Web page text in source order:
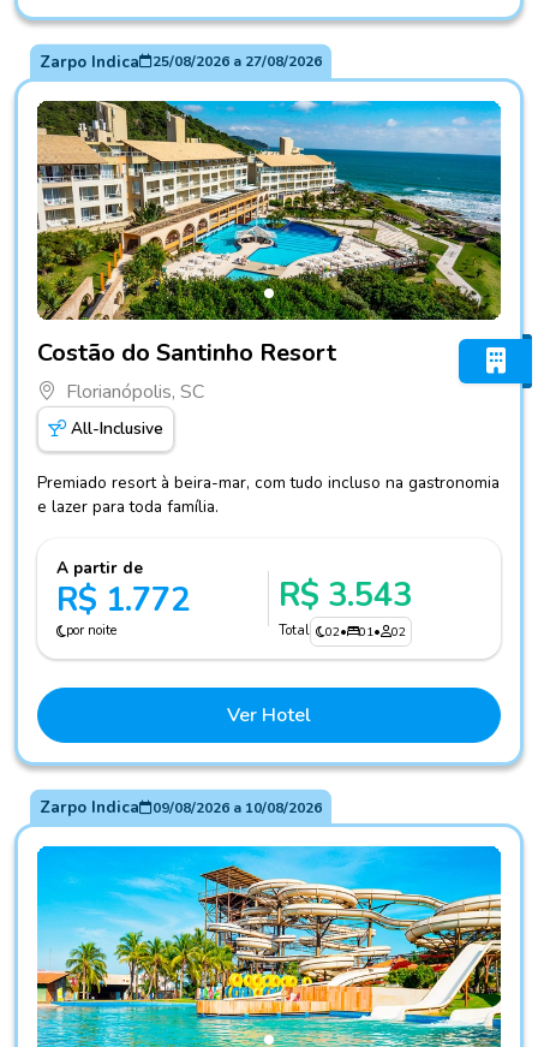
Zarpo Indica 25/08/2026a 27/08/2026
Costão do Santinho Resort
Florianópolis, SC
All-Inclusive
Premiado resort à beira-mar, com tudo incluso na gastronomia
e lazer para toda família.
A partir de
R$ 1.772
por noite
R$ 3.543
Total 02• 01• 02
Ver Hotel
Zarpo Indica 09/08/2026a 10/08/2026